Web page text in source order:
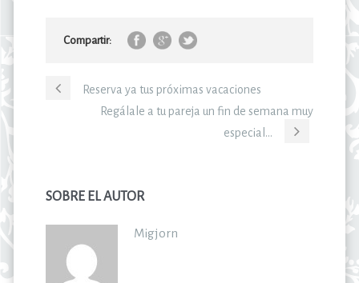
Compartir:
Reserva ya tus próximas vacaciones
Regálale a tu pareja un fin de semana muy
especial…
SOBRE EL AUTOR
Migjorn